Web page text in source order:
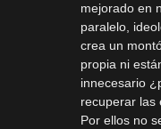
mejorado en
paralelo,
crea un
propia ni
innecesario
recuperar las
Por ellos no